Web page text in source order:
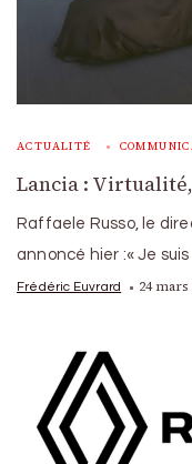
ACTUALITÉ
Lancia :
Raffaele Russo, le
annoncé hier :« Je
Frédéric Euvrard 24 mars